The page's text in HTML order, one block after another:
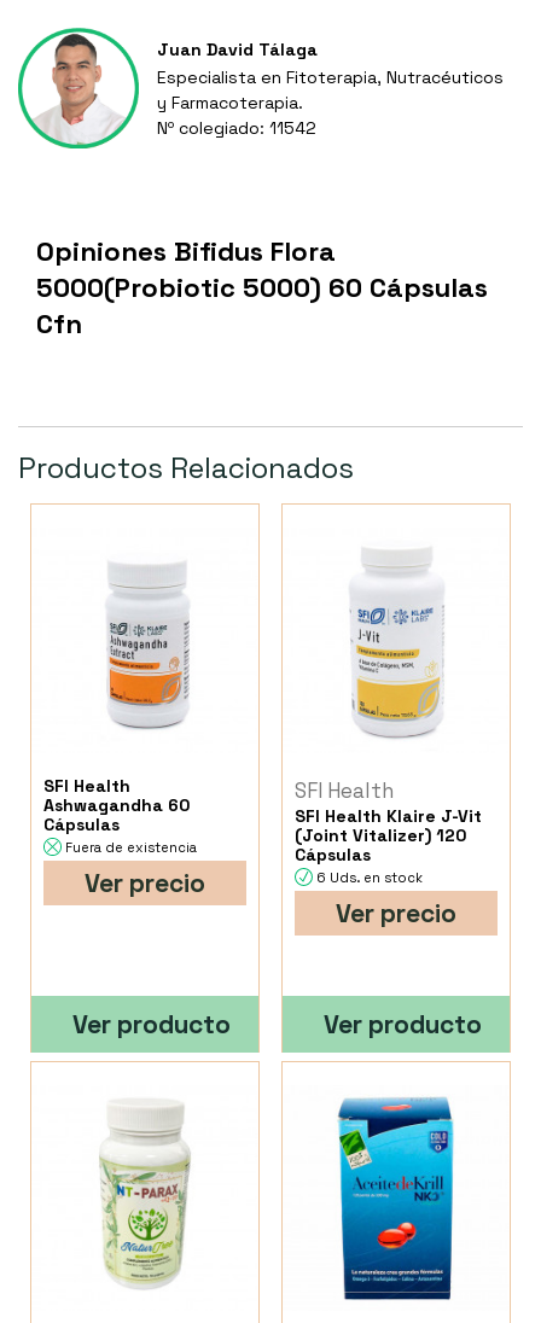
Juan David Tálaga
Especialista en Fitoterapia, Nutracéuticos
y Farmacoterapia.
Nº colegiado: 11542
Opiniones Bifidus Flora
5000(Probiotic 5000) 60 Cápsulas
Cfn
Productos Relacionados
SFI Health
Ashwagandha 60
Cápsulas
Fuera de existencia
Ver precio
Ver producto
SFI Health
SFI Health Klaire J-Vit
(Joint Vitalizer) 120
Cápsulas
6 Uds. en stock
Ver precio
Ver producto